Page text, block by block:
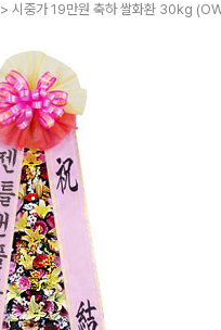
> 시중가 19만원 축하 쌀화환 30kg